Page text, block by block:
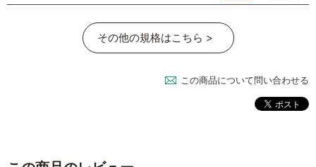
その他の規格はこちら >
この商品について問い合わせる